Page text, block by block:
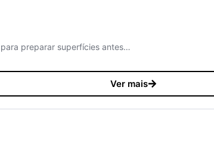
preparar superfícies antes…
Ver mais